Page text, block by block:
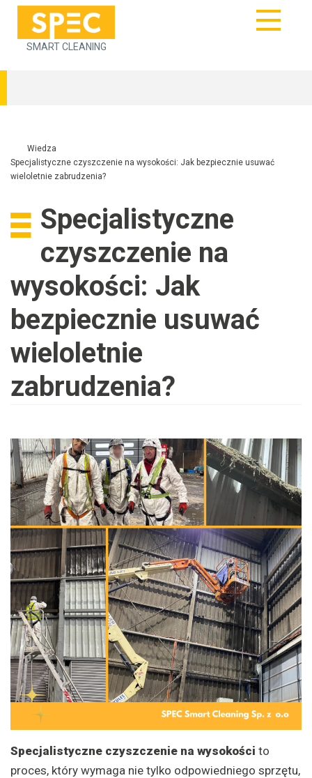
SMART CLEANING
Wiedza
Specjalistyczne czyszczenie na wysokości: Jak bezpiecznie usuwać
wieloletnie zabrudzenia?
Specjalistyczne
czyszczenie na
wysokości: Jak
bezpiecznie usuwać
wieloletnie
zabrudzenia?
Specjalistyczne czyszczenie na wysokości to
proces, który wymaga nie tylko odpowiedniego sprzętu,